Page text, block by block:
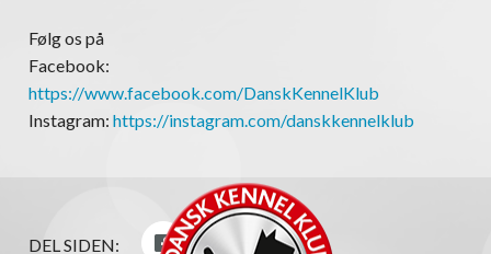
Følg os på
Facebook:
https://www.facebook.com/DanskKennelKlub
Instagram: https://instagram.com/danskkennelklub
DEL SIDEN: